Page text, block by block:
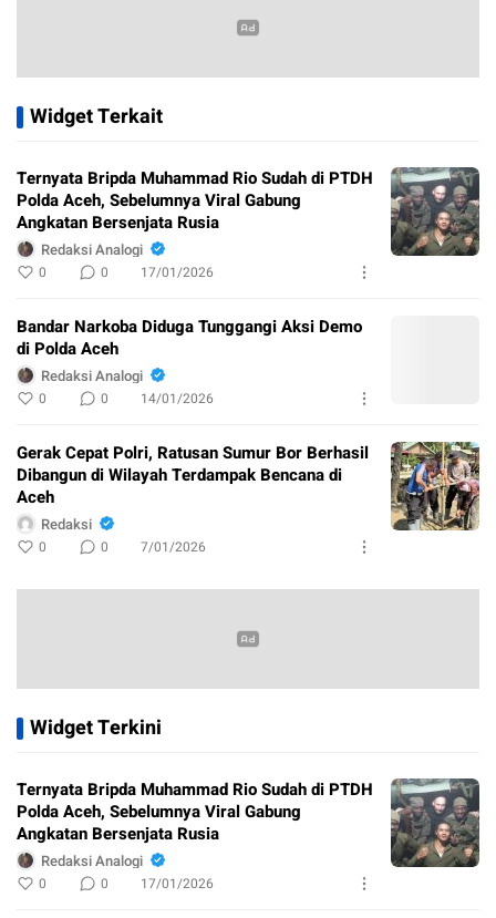
Widget Terkait
Ternyata Bripda Muhammad Rio Sudah di PTDH
Polda Aceh, Sebelumnya Viral Gabung
Angkatan Bersenjata Rusia
Redaksi Analogi
0 0 17/01/2026
Bandar Narkoba Diduga Tunggangi Aksi Demo
di Polda Aceh
Redaksi Analogi
0 0 14/01/2026
Gerak Cepat Polri, Ratusan Sumur Bor Berhasil
Dibangun di Wilayah Terdampak Bencana di
Aceh
Redaksi
0 0 7/01/2026
Widget Terkini
Ternyata Bripda Muhammad Rio Sudah di PTDH
Polda Aceh, Sebelumnya Viral Gabung
Angkatan Bersenjata Rusia
Redaksi Analogi
0 0 17/01/2026